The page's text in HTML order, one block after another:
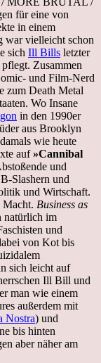
für eine von
in einem
war vielleicht schon
sich Ill Bills letzter
Zusammen
und Film-Nerd
zum Death Metal
Wo Insane
in den 1990er
aus Brooklyn
wie heute
auf»Cannibal
und
Slashern und
und Wirtschaft.
Business as
natürlich im
und
von Kot bis
sich leicht auf
Ill Bill und
man wie einem
außerdem mit
Nostra) und
bis hinten
aber näher am